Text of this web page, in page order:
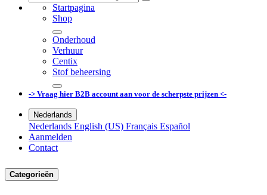
Startpagina
Shop
Onderhoud
Verhuur
Centix
Stof beheersing
-> Vraag hier B2B account aan voor de scherpste prijzen <-
Nederlands
Nederlands English (US) Français Español
Aanmelden
Contact
Categorieën